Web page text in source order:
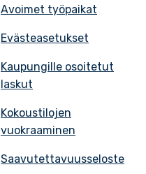
Avoimet työpaikat
Evästeasetukset
Kaupungille osoitetut
laskut
Kokoustilojen
vuokraaminen
Saavutettavuusseloste